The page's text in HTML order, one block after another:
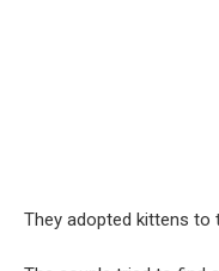
They adopted kittens to